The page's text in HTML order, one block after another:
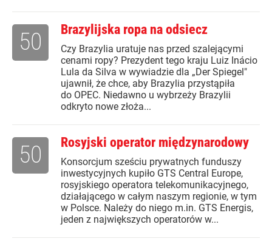
Brazylijska ropa na odsiecz
Czy Brazylia uratuje nas przed szalejącymi
cenami ropy? Prezydent tego kraju Luiz Inácio
Lula da Silva w wywiadzie dla „Der Spiegel"
ujawnił, że chce, aby Brazylia przystąpiła
do OPEC. Niedawno u wybrzeży Brazylii
odkryto nowe złoża...
50
Rosyjski operator międzynarodowy
Konsorcjum sześciu prywatnych funduszy
inwestycyjnych kupiło GTS Central Europe,
rosyjskiego operatora telekomunikacyjnego,
działającego w całym naszym regionie, w tym
w Polsce. Należy do niego m.in. GTS Energis,
jeden z największych operatorów w...
50